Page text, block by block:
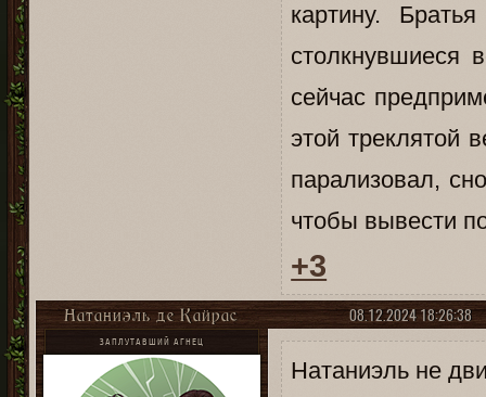
картину.
столкнувшиеся
сейчас
этой треклятой
парализовал,
чтобы вывести
+3
08.12.2024 18:26:38
Натаниэль де Кайрас
ЗАПЛУТАВШИЙ АГНЕЦ
Натаниэль не